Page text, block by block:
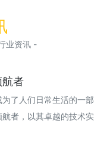
业资讯 -
者
了人们日常生活的一部
者，以其卓越的技术实